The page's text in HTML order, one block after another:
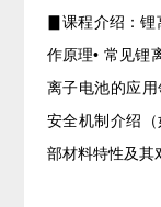
▊课程介绍：锂
作原理• 常见锂
离子电池的应
安全机制介绍
部材料特性及其